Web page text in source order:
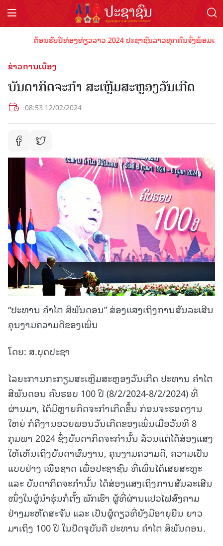
ຕ້ອນຮັບປີທ່ອງທ່ຽວລາວ 2024 ປະຊາຊົນລາວທຸກຄົນຈົ່ງພ້ອມເປັ
ຂ່າວການເມືອງ
ບັນດາກິດຈະກຳ ສະເຫຼີມສະຫຼອງວັນເກີດ
08:53 12/02/2024
“ປະທານ ຄໍາໄຕ ສີພັນດອນ” ສ່ອງແສງເຖິງການສັນລະເສີນ
ຄຸນງາມຄວາມດີຂອງເພິ່ນ
ໂດຍ: ສ.ບຸດປະຊາ
ໄລຍະການກະກຽມສະເຫຼີມສະຫຼອງວັນເກີດ ປະທານ ຄໍາໄຕ
ສີພັນດອນ ຄົບຮອບ 100 ປີ (8/2/2024-8/2/2024) ທີ່
ຜ່ານມາ, ໄດ້ມີຫຼາຍກິດຈະກຳເກີດຂຶ້ນ ກ່ອນຈະຮອດງານ
ໃຫຍ່ ກໍຄືງານອວຍພອນວັນເກີດຂອງເພິ່ນເມື່ອວັນທີ 8
ກຸມພາ 2024 ຊຶ່ງບັນດາກິດຈະກຳນັ້ນ ລ້ວນແຕ່ໄດ້ສ່ອງແສງ
ໃຫ້ເຫັນເຖິງບັນດາຜົນງານ, ຄຸນງາມຄວາມດີ, ຄວາມເປັນ
ແບບຢ່າງ ເພື່ອຊາດ ເພື່ອປະຊາຊົນ ທີ່ເພິ່ນໄດ້ເສຍສະຫຼະ
ແລະ ບັນດາກິດຈະກຳນັ້ນ ໄດ້ສ່ອງແສງເຖິງການສັນລະເສີນ
ໜຶ່ງໃນຜູ້ນໍາຮຸ່ນກໍ່ຕັ້ງ ພັກເຮົາ ຜູ້ທີ່ຜ່ານແປວໄຟສົງຄາມ
ຢ່າງມະຫັດສະຈັນ ແລະ ເປັນຜູ້ດຽວທີ່ຍັງມີອາຍຸຍືນ ຍາວ
ມາເຖິງ 100 ປີ ໃນປັດຈຸບັນຄື ປະທານ ຄໍາໄຕ ສິພັນດອນ.